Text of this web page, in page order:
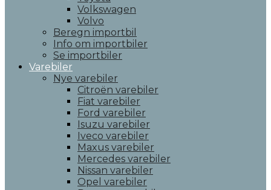
Volkswagen
Volvo
Beregn importbil
Info om importbiler
Se importbiler
Varebiler
Nye varebiler
Citroën varebiler
Fiat varebiler
Ford varebiler
Isuzu varebiler
Iveco varebiler
Maxus varebiler
Mercedes varebiler
Nissan varebiler
Opel varebiler